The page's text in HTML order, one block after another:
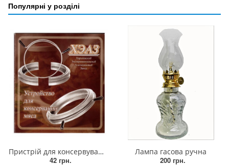
Популярні у розділі
Пристрій для консервування м'яса, затискач для тушонки
42 грн.
Лампа гасова ручна
200 грн.